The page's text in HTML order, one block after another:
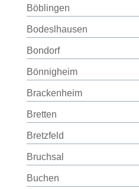
Böblingen
Bodeslhausen
Bondorf
Bönnigheim
Brackenheim
Bretten
Bretzfeld
Bruchsal
Buchen